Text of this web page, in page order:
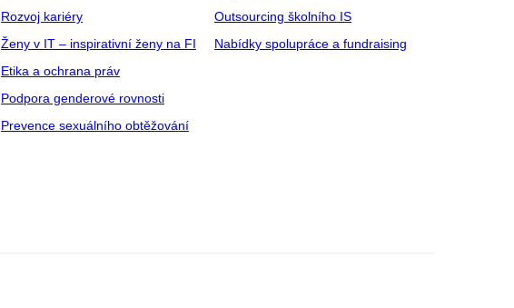
Rozvoj kariéry
Ženy v IT – inspirativní ženy na FI
Etika a ochrana práv
Podpora genderové rovnosti
Prevence sexuálního obtěžování
Outsourcing školního IS
Nabídky spolupráce a fundraising